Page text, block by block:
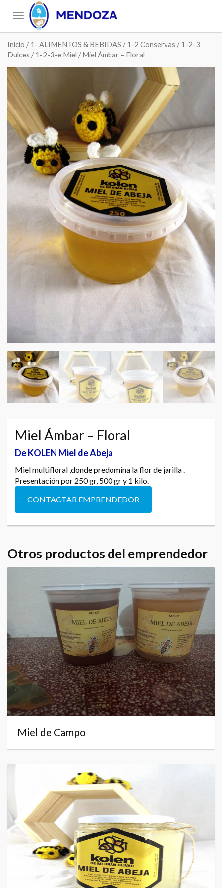
Toggle
navigation
Inicio /1- ALIMENTOS & BEBIDAS /1-2 Conservas /1-2-3
Dulces /1-2-3-e Miel / Miel Ámbar – Floral
Miel Ámbar – Floral
De KOLEN Miel de Abeja
Miel multifloral ,donde predomina la flor de jarilla .
Presentación por 250 gr, 500 gr y 1 kilo.
CONTACTAR EMPRENDEDOR
Otros productos del emprendedor
Miel de Campo